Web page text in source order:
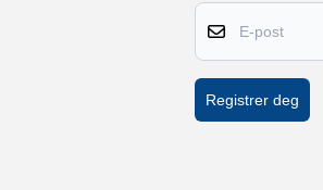
E-post
Registrer deg